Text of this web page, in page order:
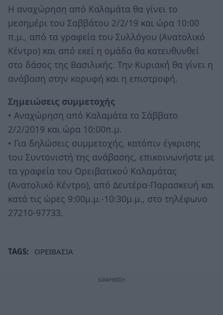
Η αναχώρηση από Καλαμάτα θα γίνει το
μεσημέρι του Σαββάτου 2/2/19 και ώρα 10:00
π.μ., από τα γραφεία του Συλλόγου (Ανατολικό
Κέντρο) και από εκεί η ομάδα θα κατευθυνθεί
στο δάσος της Βασιλικής. Την Κυριακή θα γίνει η
ανάβαση στην κορυφή και η επιστροφή.
Σημειώσεις συμμετοχής
• Αναχώρηση από Καλαμάτα το Σάββατο
2/2/2019 και ώρα 10:00π.μ.
• Για δηλώσεις συμμετοχής, κατόπιν έγκρισης
του Συντονιστή της ανάβασης, επικοινωνήστε με
τα γραφεία του Ορειβατικού Καλαμάτας
(Ανατολικό Κέντρο), από Δευτέρα-Παρασκευή και
κατά τις ώρες 9:00μ.μ.-10:30μ.μ., στο τηλέφωνο
27210-97733.
TAGS: ΟΡΕΙΒΑΣΙΑ